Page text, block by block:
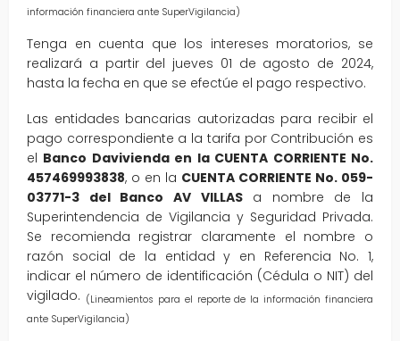
información financiera ante SuperVigilancia)
Tenga en cuenta que los intereses moratorios, se
realizará a partir del jueves 01 de agosto de 2024,
hasta la fecha en que se efectúe el pago respectivo.
Las entidades bancarias autorizadas para recibir el
pago correspondiente a la tarifa por Contribución es
el Banco Davivienda en la CUENTA CORRIENTE No.
457469993838, o en la CUENTA CORRIENTE No. 059-
03771-3 del Banco AV VILLASa nombre de la
Superintendencia de Vigilancia y Seguridad Privada.
Se recomienda registrar claramente el nombre o
razón social de la entidad y en Referencia No. 1,
indicar el número de identificación (Cédula o NIT) del
vigilado. (Lineamientos para el reporte de la información financiera
ante SuperVigilancia)